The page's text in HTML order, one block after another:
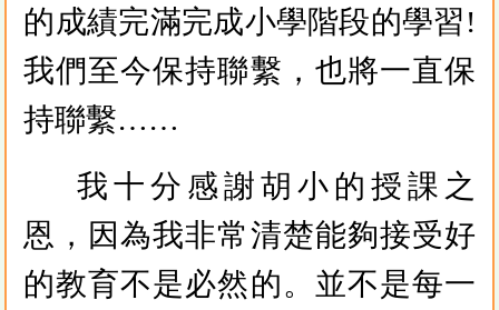
的成績完滿完成小學階段的學習!
我們至今保持聯繫，也將一直保
持聯繫……
我十分感謝胡小的授課之
恩，因為我非常清楚能夠接受好
的教育不是必然的。並不是每一